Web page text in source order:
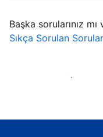
Başka sorularınız mı
Sıkça Sorulan Sorular
Konuk ağırlamaya